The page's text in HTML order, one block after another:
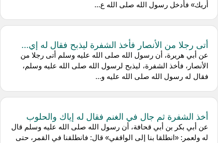
أريك» فأدخل رسول الله صلى الله ع...
أتى رجلا من الأنصار فأخذ الشفرة ليذبح فقال له إي...
عن أبي هريرة، أن رسول الله صلى الله عليه وسلم أتى رجلا من
الأنصار، فأخذ الشفرة، ليذبح لرسول الله صلى الله عليه وسلم،
فقال له رسول الله صلى الله عليه و...
أخذ الشفرة ثم جال في الغنم فقال له إياك والحلوب
عن أبي بكر بن أبي قحافة، أن رسول الله صلى الله عليه وسلم قال
له ولعمر: «انطلقا بنا إلى الواقفي» قال: فانطلقنا في القمر، حتى